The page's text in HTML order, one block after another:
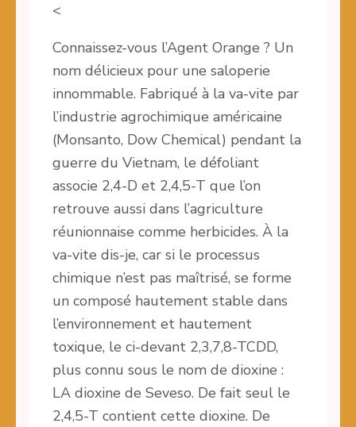
<
Connaissez-vous l’Agent Orange ? Un
nom délicieux pour une saloperie
innommable. Fabriqué à la va-vite par
l’industrie agrochimique américaine
(Monsanto, Dow Chemical) pendant la
guerre du Vietnam, le défoliant
associe 2,4-D et 2,4,5-T que l’on
retrouve aussi dans l’agriculture
réunionnaise comme herbicides. À la
va-vite dis-je, car si le processus
chimique n’est pas maîtrisé, se forme
un composé hautement stable dans
l’environnement et hautement
toxique, le ci-devant 2,3,7,8-TCDD,
plus connu sous le nom de dioxine :
LA dioxine de Seveso. De fait seul le
2,4,5-T contient cette dioxine. De